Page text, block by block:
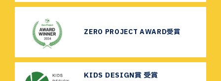
ZERO PROJECT AWARD受賞
KIDS DESIGN賞 受賞